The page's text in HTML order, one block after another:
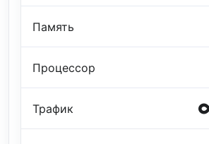
Память
Процессор
Трафик